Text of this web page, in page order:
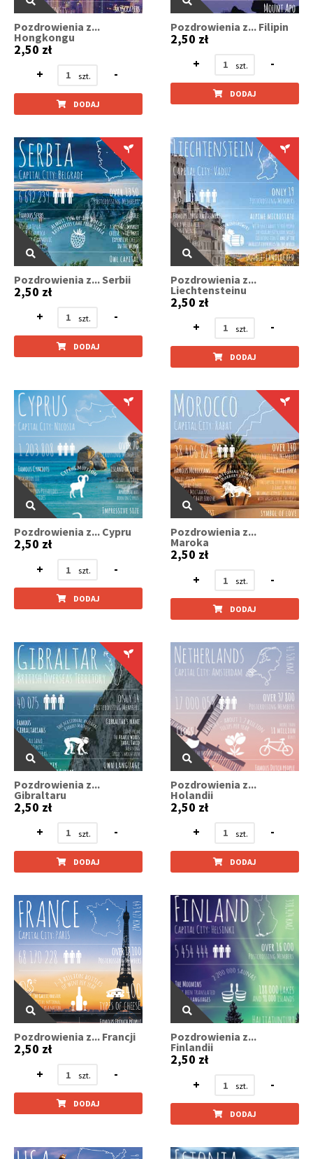
Pozdrowienia z...
Hongkongu
2,50 zł
+
-
DODAJ
Pozdrowienia z... Filipin
2,50 zł
+
-
DODAJ
Pozdrowienia z... Serbii
2,50 zł
+
-
DODAJ
Pozdrowienia z...
Liechtensteinu
2,50 zł
+
-
DODAJ
Pozdrowienia z... Cypru
2,50 zł
+
-
DODAJ
Pozdrowienia z...
Maroka
2,50 zł
+
-
DODAJ
Pozdrowienia z...
Gibraltaru
2,50 zł
+
-
DODAJ
Pozdrowienia z...
Holandii
2,50 zł
+
-
DODAJ
Pozdrowienia z... Francji
2,50 zł
+
-
DODAJ
Pozdrowienia z...
Finlandii
2,50 zł
+
-
DODAJ